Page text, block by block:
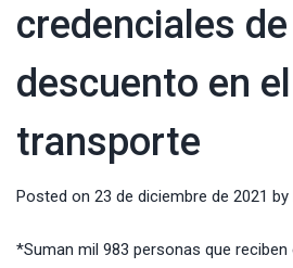
credenciales de
descuento en el
transporte
Posted on 23 de diciembre de 2021 by
*Suman mil 983 personas que